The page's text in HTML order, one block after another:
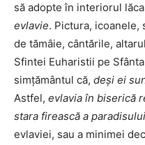
să adopte în interiorul
evlavie. Pictura, icoanele,
de tămâie, cântările,
Sfintei Euharistii pe
simțământul că, deși ei
Astfel, evlavia în biserică
stara firească a
evlaviei, sau a minimei